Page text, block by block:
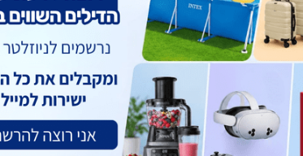
חוו"ד עזרה 0 חוו"ד לא עזרה